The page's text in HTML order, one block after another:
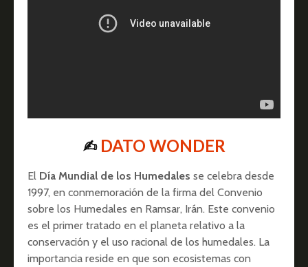
✍︎ DATO WONDER
El Día Mundial de los Humedales se celebra desde
1997, en conmemoración de la firma del Convenio
sobre los Humedales en Ramsar, Irán. Este convenio
es el primer tratado en el planeta relativo a la
conservación y el uso racional de los humedales. La
importancia reside en que son ecosistemas con